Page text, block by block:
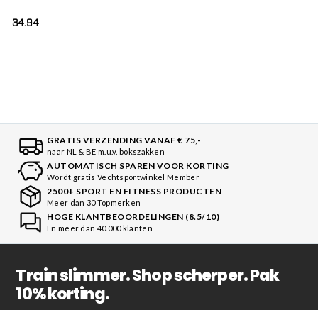
34.94
GRATIS VERZENDING VANAF € 75,-
naar NL & BE m.u.v. bokszakken
AUTOMATISCH SPAREN VOOR KORTING
Wordt gratis Vechtsportwinkel Member
2500+ SPORT EN FITNESS PRODUCTEN
Meer dan 30 Topmerken
HOGE KLANTBEOORDELINGEN (8.5/10)
En meer dan 40.000 klanten
Train slimmer. Shop scherper. Pak
10% korting.